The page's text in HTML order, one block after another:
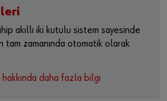
akıllı iki kutulu sistem sayesinde
tam zamanında otomatik olarak
daha fazla bilgi